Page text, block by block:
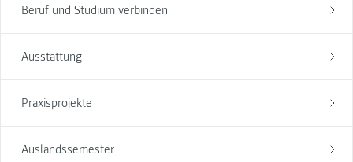
Beruf und Studium verbinden
Ausstattung
Praxisprojekte
Auslandssemester